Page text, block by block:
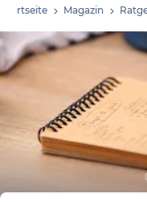
Startseite Magazin